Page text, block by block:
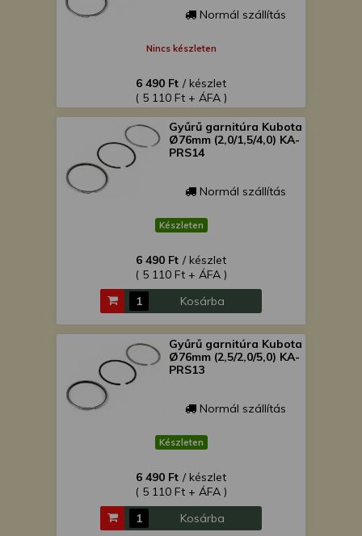
Normál szállítás
Nincs készleten
6 490 Ft / készlet
( 5 110 Ft + ÁFA )
Gyűrű garnitúra Kubota
Ø76mm (2,0/1,5/4,0) KA-
PRS14
Normál szállítás
Készleten
6 490 Ft / készlet
( 5 110 Ft + ÁFA )
Kosárba
Gyűrű garnitúra Kubota
Ø76mm (2,5/2,0/5,0) KA-
PRS13
Normál szállítás
Készleten
6 490 Ft / készlet
( 5 110 Ft + ÁFA )
Kosárba